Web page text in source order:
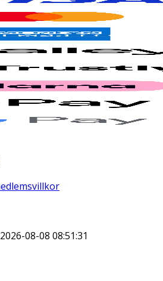
2026-08-08 08:51:31